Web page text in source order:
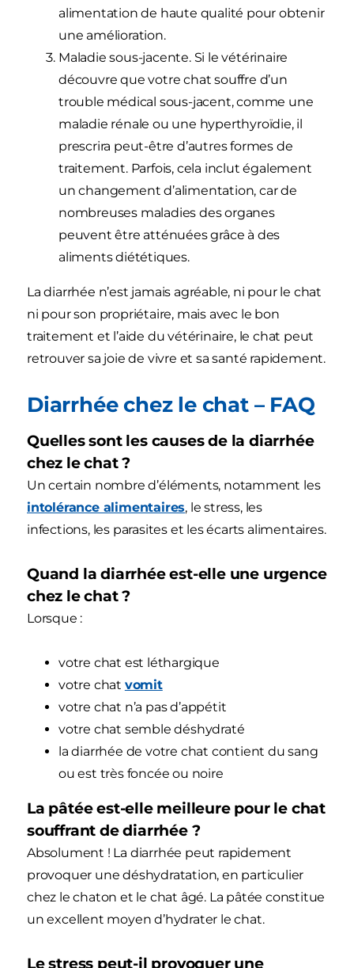
alimentation de haute qualité pour obtenir
une amélioration.
Maladie sous-jacente. Si le vétérinaire
découvre que votre chat souffre d’un
trouble médical sous-jacent, comme une
maladie rénale ou une hyperthyroïdie, il
prescrira peut-être d’autres formes de
traitement. Parfois, cela inclut également
un changement d’alimentation, car de
nombreuses maladies des organes
peuvent être atténuées grâce à des
aliments diététiques.
La diarrhée n’est jamais agréable, ni pour le chat
ni pour son propriétaire, mais avec le bon
traitement et l’aide du vétérinaire, le chat peut
retrouver sa joie de vivre et sa santé rapidement.
Diarrhée chez le chat – FAQ
Quelles sont les causes de la diarrhée
chez le chat ?
Un certain nombre d’éléments, notamment les
intolérance alimentaires, le stress, les
infections, les parasites et les écarts alimentaires.
Quand la diarrhée est-elle une urgence
chez le chat ?
Lorsque :
votre chat est léthargique
votre chat vomit
votre chat n’a pas d’appétit
votre chat semble déshydraté
la diarrhée de votre chat contient du sang
ou est très foncée ou noire
La pâtée est-elle meilleure pour le chat
souffrant de diarrhée ?
Absolument ! La diarrhée peut rapidement
provoquer une déshydratation, en particulier
chez le chaton et le chat âgé. La pâtée constitue
un excellent moyen d’hydrater le chat.
Le stress peut-il provoquer une